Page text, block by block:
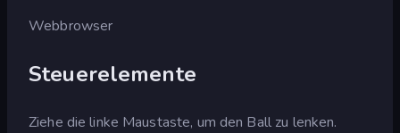
Webbrowser
Steuerelemente
Ziehe die linke Maustaste, um den Ball zu lenken.